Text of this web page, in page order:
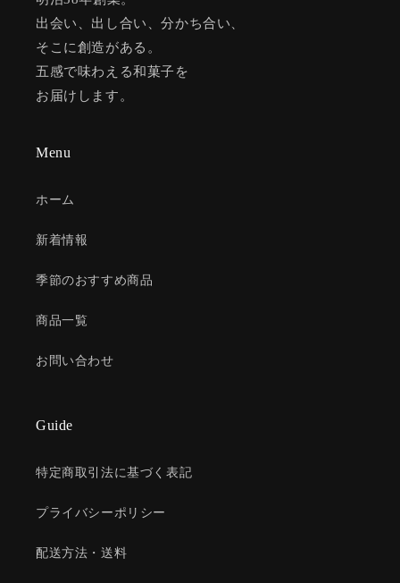
出会い、出し合い、分かち合い、
そこに創造がある。
五感で味わえる和菓子を
お届けします。
Menu
ホーム
新着情報
季節のおすすめ商品
商品一覧
お問い合わせ
Guide
特定商取引法に基づく表記
プライバシーポリシー
配送方法・送料